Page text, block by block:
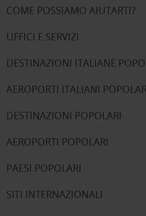
COME POSSIAMO AIUTARTI?
UFFICI E SERVIZI
DESTINAZIONI ITALIANE
AEROPORTI ITALIANI
DESTINAZIONI POPOLARI
AEROPORTI POPOLARI
PAESI POPOLARI
SITI INTERNAZIONALI